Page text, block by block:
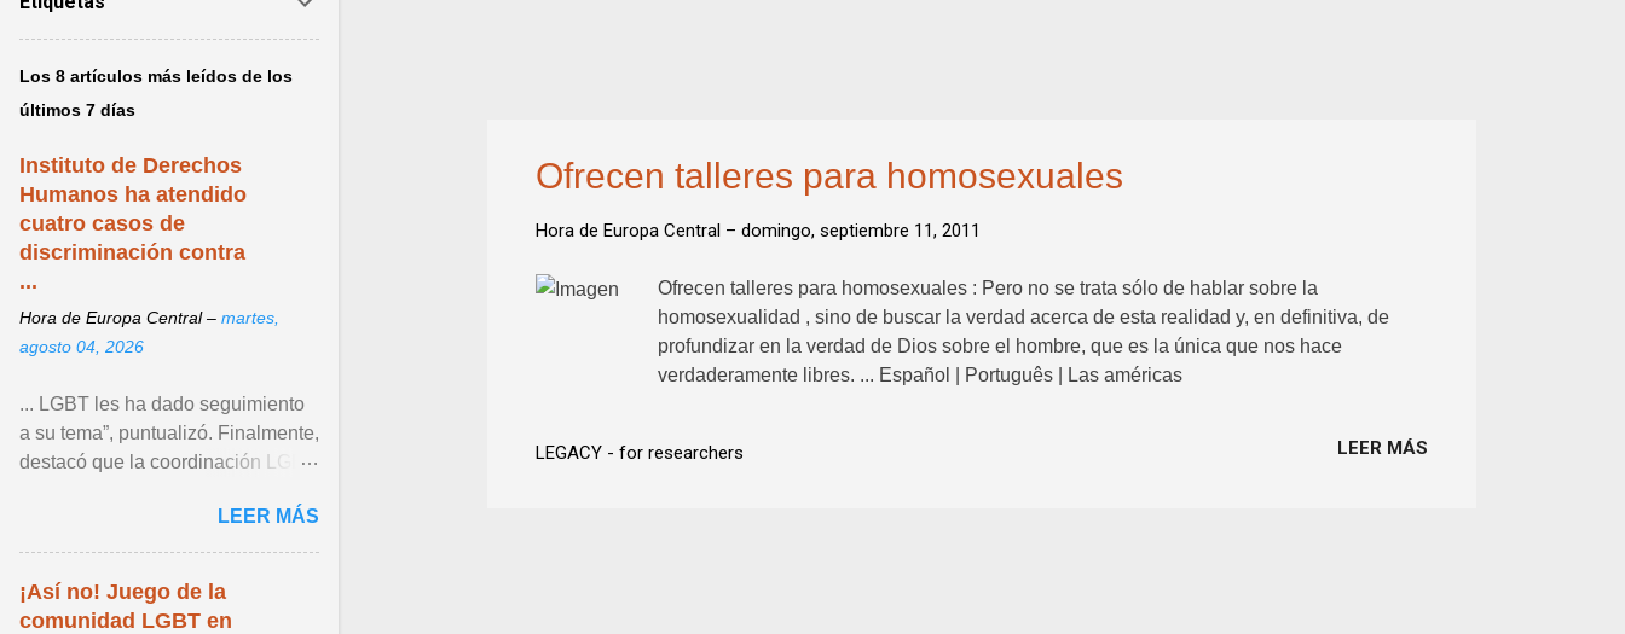
Ofrecen talleres para homosexuales
Hora de Europa Central – domingo, septiembre 11, 2011
Ofrecen talleres para homosexuales : Pero no se trata sólo de hablar sobre la
homosexualidad , sino de buscar la verdad acerca de esta realidad y, en definitiva, de
profundizar en la verdad de Dios sobre el hombre, que es la única que nos hace
verdaderamente libres. ... Español | Português | Las américas
LEGACY - for researchers LEER MÁS
Los 8 artículos más leídos de los
últimos 7 días
Instituto de Derechos
Humanos ha atendido
cuatro casos de
discriminación contra
...
Hora de Europa Central – martes,
agosto 04, 2026
... LGBT les ha dado seguimiento
a su tema”, puntualizó. Finalmente,
destacó que la coordinación LGBT
como un espacio ... Ver articulo ...
LEER MÁS
¡Así no! Juego de la
comunidad LGBT en